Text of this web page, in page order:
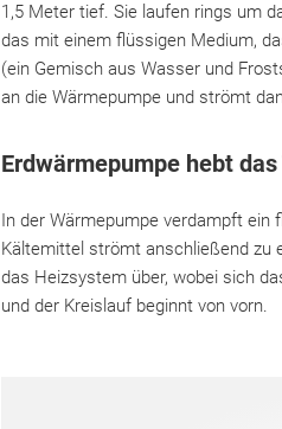
1,5 Meter tief. Sie laufen rings um
das mit einem flüssigen Medium,
(ein Gemisch aus Wasser und
an die Wärmepumpe und strömt
Erdwärmepumpe hebt
In der Wärmepumpe verdampft ein
Kältemittel strömt anschließend zu
das Heizsystem über, wobei sich
und der Kreislauf beginnt von vorn.